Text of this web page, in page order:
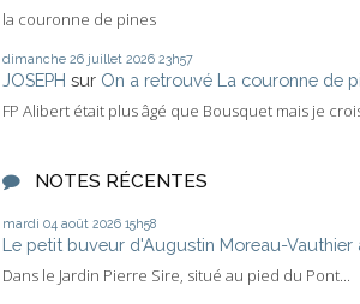
la couronne de pines
dimanche 26 juillet 2026 23h57
JOSEPH sur On a retrouvé La couronne de
FP Alibert était plus âgé que Bousquet mais je
NOTES RÉCENTES
mardi 04 août 2026 15h58
Le petit buveur d'Augustin Moreau-Vauthier
Dans le Jardin Pierre Sire, situé au pied du Pont...